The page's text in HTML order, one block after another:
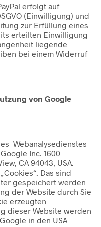
erfolgt auf
(Einwilligung) und
zur Erfüllung eines
erteilten Einwilligung
liegende
bei einem Widerruf
von Google
Webanalysedienstes
Inc. 1600
CA 94043, USA.
Das sind
gespeichert werden
der Website durch Sie
erzeugten
dieser Website werden
in den USA